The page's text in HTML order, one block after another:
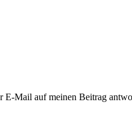
E-Mail auf meinen Beitrag